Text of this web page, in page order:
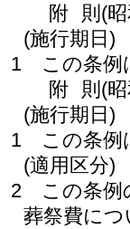
附 則 (
(施行期日)
1
この条例
附 則 (
(施行期日)
1
この条例
(適用区分)
2
この条例
葬祭費に